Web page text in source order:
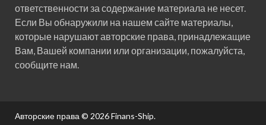
ответственности за содержание материала не несет.
Если Вы обнаружили на нашем сайте материалы,
которые нарушают авторские права, принадлежащие
Вам, Вашей компании или организации, пожалуйста,
сообщите нам.
Авторские права © 2026Finans-Ship.